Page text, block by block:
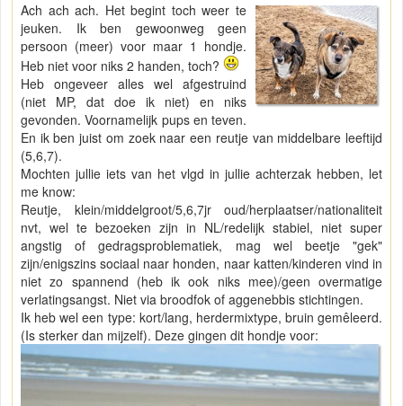
Ach ach ach. Het begint toch weer te
jeuken. Ik ben gewoonweg geen
persoon (meer) voor maar 1 hondje.
Heb niet voor niks 2 handen, toch?
Heb ongeveer alles wel afgestruind
(niet MP, dat doe ik niet) en niks
gevonden. Voornamelijk pups en teven.
En ik ben juist om zoek naar een reutje van middelbare leeftijd
(5,6,7).
Mochten jullie iets van het vlgd in jullie achterzak hebben, let
me know:
Reutje, klein/middelgroot/5,6,7jr oud/herplaatser/nationaliteit
nvt, wel te bezoeken zijn in NL/redelijk stabiel, niet super
angstig of gedragsproblematiek, mag wel beetje "gek"
zijn/enigszins sociaal naar honden, naar katten/kinderen vind in
niet zo spannend (heb ik ook niks mee)/geen overmatige
verlatingsangst. Niet via broodfok of aggenebbis stichtingen.
Ik heb wel een type: kort/lang, herdermixtype, bruin gemêleerd.
(Is sterker dan mijzelf). Deze gingen dit hondje voor: